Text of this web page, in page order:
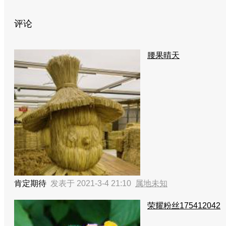
评论
腰果晴天
肯定期待 发表于 2021-3-4 21:10 属地未知
荣耀粉丝175412042